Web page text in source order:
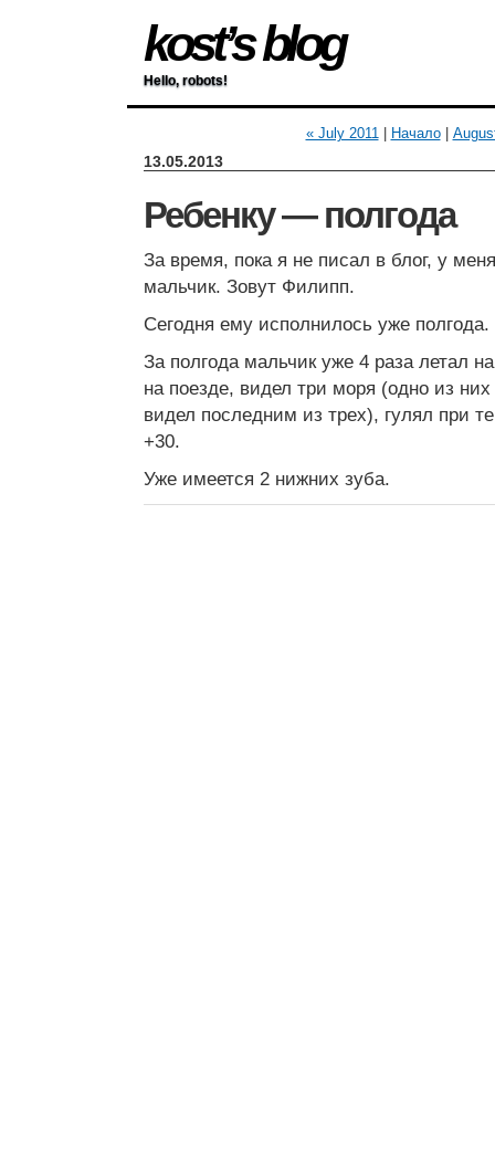
kost’s blog
Hello, robots!
« July 2011| Начало|
13.05.2013
Ребенку — полгода
За время, пока я не писал в блог, у
мальчик. Зовут Филипп.
Сегодня ему исполнилось уже полгода.
За полгода мальчик уже 4 раза летал
на поезде, видел три моря (одно из
видел последним из трех), гулял при
+30.
Уже имеется 2 нижних зуба.